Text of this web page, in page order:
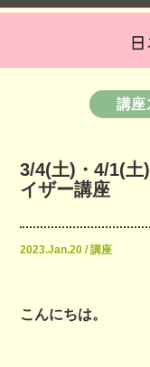
講座
3/4(土)・4/1(
イザー講座
2023.Jan.20 / 講座
こんにちは。